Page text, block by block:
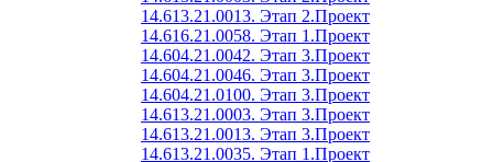
14.613.21.0013. Этап 2.Проект
14.616.21.0058. Этап 1.Проект
14.604.21.0042. Этап 3.Проект
14.604.21.0046. Этап 3.Проект
14.604.21.0100. Этап 3.Проект
14.613.21.0003. Этап 3.Проект
14.613.21.0013. Этап 3.Проект
14.613.21.0035. Этап 1.Проект